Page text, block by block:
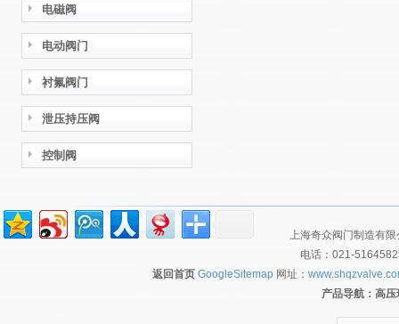
电磁阀
电动阀门
衬氟阀门
泄压持压阀
控制阀
上海奇众阀门制造有
电话：021-
返回首页 GoogleSitemap 网址：
产品导航： 高压